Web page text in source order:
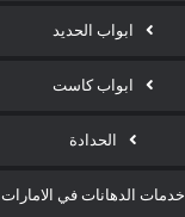
ابواب الحديد
ابواب كاست
الحدادة
خدمات الدهانات في الامارات